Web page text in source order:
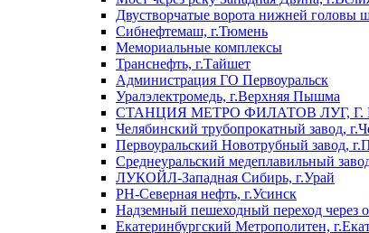
Двустворчатые ворота нижней
Сибнефтемаш, г.Тюмень
Мемориальные комплексы
Транснефть, г.Тайшет
Администрация ГО Первоуральск
Уралэлектромедь, г.Верхняя Пышма
СТАНЦИЯ МЕТРО ФИЛАТОВ ЛУГ,
Челябинский трубопрокатный завод,
Первоуральский Новотрубный завод,
Среднеуральский медеплавильный
ЛУКОЙЛ-Западная Сибирь, г.Урай
РН-Северная нефть, г.Усинск
Надземный пешеходный переход через
Екатеринбургский Метрополитен,